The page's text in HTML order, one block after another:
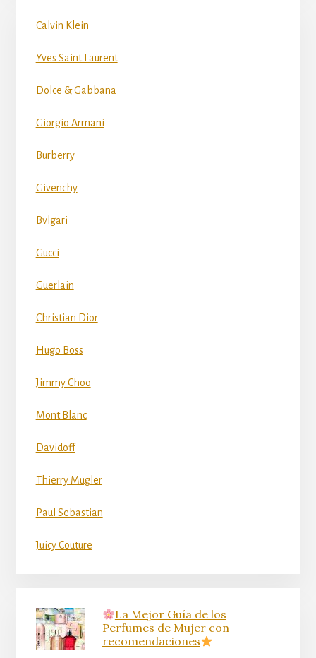
Calvin Klein
Yves Saint Laurent
Dolce & Gabbana
Giorgio Armani
Burberry
Givenchy
Bvlgari
Gucci
Guerlain
Christian Dior
Hugo Boss
Jimmy Choo
Mont Blanc
Davidoff
Thierry Mugler
Paul Sebastian
Juicy Couture
La Mejor Guía de los
Perfumes de Mujer con
recomendaciones